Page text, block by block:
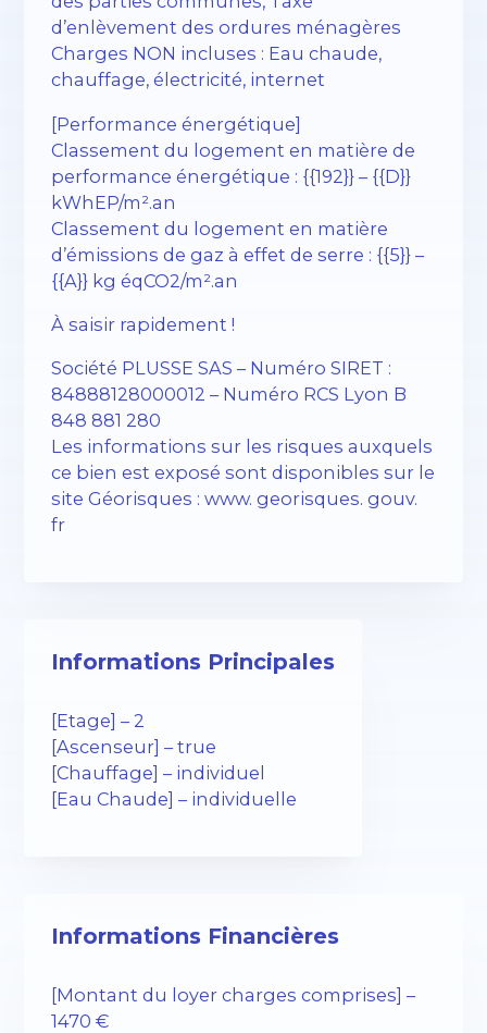
d’enlèvement des ordures ménagères
Charges NON incluses : Eau chaude,
chauffage, électricité, internet
[Performance énergétique]
Classement du logement en matière de
performance énergétique : {{192}} – {{D}}
kWhEP/m².an
Classement du logement en matière
d’émissions de gaz à effet de serre : {{5}} –
{{A}} kg éqCO2/m².an
À saisir rapidement !
Société PLUSSE SAS – ​​Numéro SIRET :
84888128000012 – Numéro RCS Lyon B
848 881 280
Les informations sur les risques auxquels
ce bien est exposé sont disponibles sur le
site Géorisques : www. georisques. gouv.
fr
Informations Principales
[Etage] – 2
[Ascenseur] – true
[Chauffage] – individuel
[Eau Chaude] – individuelle
Informations Financières
[Montant du loyer charges comprises] –
1470 €